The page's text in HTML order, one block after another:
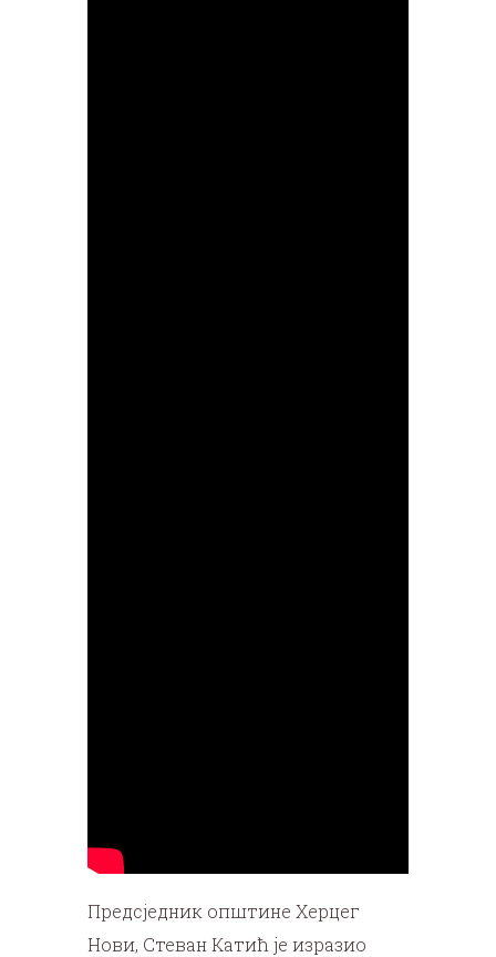
Предсједник општине Херцег
Нови, Стеван Катић је изразио